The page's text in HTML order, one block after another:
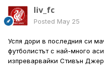
liv_fc
Posted May 25
Успя дори в последния си
футболистът с най-много
изпреварвайки Стивън